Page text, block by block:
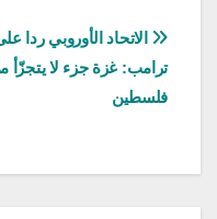
تصفّح
المقالات
الاتحاد الأوروبي ردا
ترامب: غزة جزء لا يتجزّأ
فلسطين